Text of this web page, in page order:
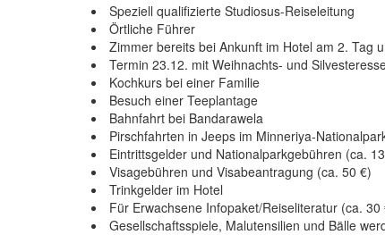
Speziell qualifizierte Studiosus-Reiseleitung
Örtliche Führer
Zimmer bereits bei Ankunft im Hotel am 2. Tag
Termin 23.12. mit Weihnachts- und
Kochkurs bei einer Familie
Besuch einer Teeplantage
Bahnfahrt bei Bandarawela
Pirschfahrten in Jeeps im Minneriya-
Eintrittsgelder und Nationalparkgebühren (ca.
Visagebühren und Visabeantragung (ca. 50 €)
Trinkgelder im Hotel
Für Erwachsene Infopaket/Reiseliteratur (ca. 30
Gesellschaftsspiele, Malutensilien und Bälle